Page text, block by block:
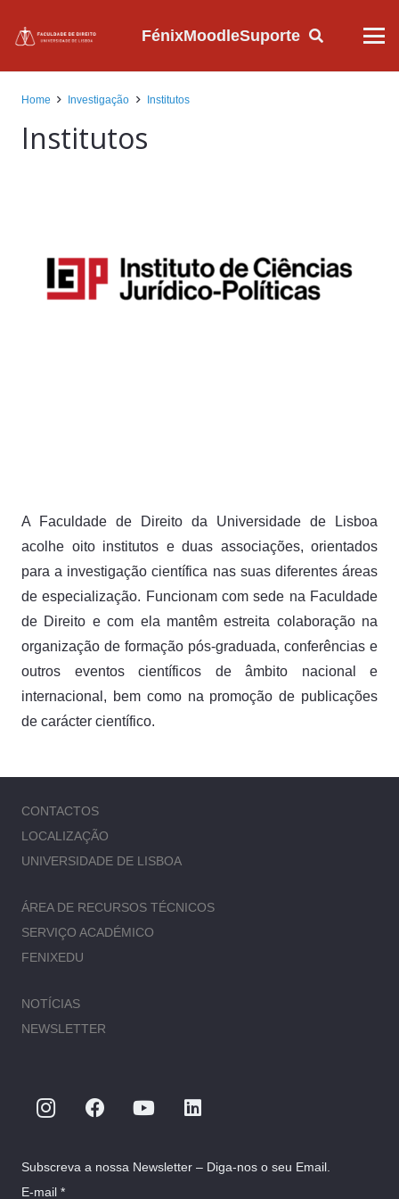
FénixMoodleSuporte
Home Investigação Institutos
Institutos
A Faculdade de Direito da Universidade de Lisboa
acolhe oito institutos e duas associações, orientados
para a investigação científica nas suas diferentes áreas
de especialização. Funcionam com sede na Faculdade
de Direito e com ela mantêm estreita colaboração na
organização de formação pós-graduada, conferências e
outros eventos científicos de âmbito nacional e
internacional, bem como na promoção de publicações
de carácter científico.
CONTACTOS
LOCALIZAÇÃO
UNIVERSIDADE DE LISBOA
ÁREA DE RECURSOS TÉCNICOS
SERVIÇO ACADÉMICO
FENIXEDU
NOTÍCIAS
NEWSLETTER
Subscreva a nossa Newsletter – Diga-nos o seu Email.
E-mail *